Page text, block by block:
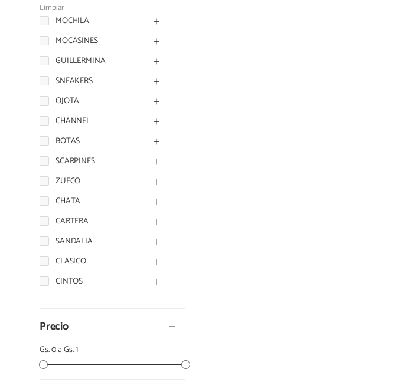
Limpiar
MOCHILA
MOCASINES
GUILLERMINA
SNEAKERS
OJOTA
CHANNEL
BOTAS
SCARPINES
ZUECO
CHATA
CARTERA
SANDALIA
CLASICO
CINTOS
Precio
Gs. 0 a Gs. 1